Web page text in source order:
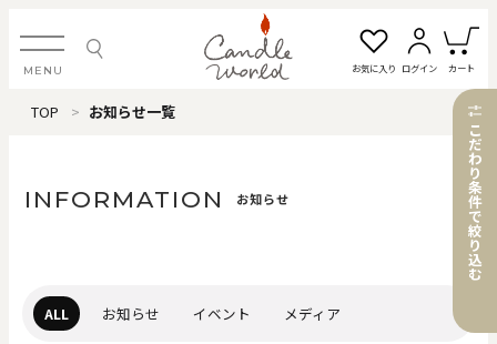
MENU お気に入り ログイン カート
ログイン・新規会員登録
すべてのアイテム
TOP お知らせ一覧
INFORMATION お知らせ
ALL お知らせ イベント メディア
こ
だ
わ
り
条
件
で
絞
り
込
む